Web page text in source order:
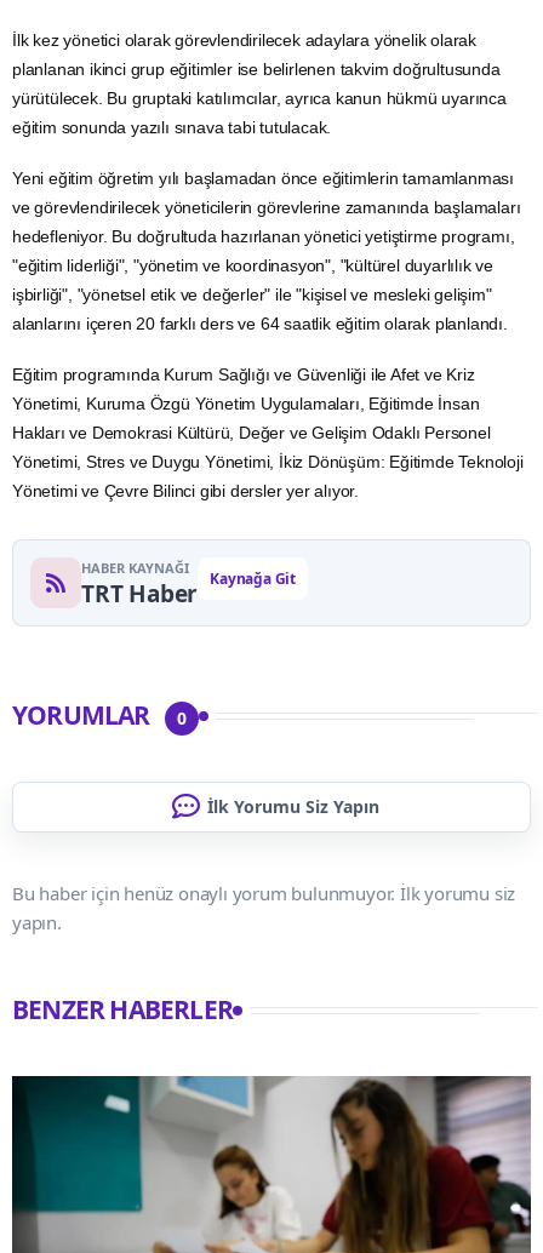
İlk kez yönetici olarak görevlendirilecek adaylara yönelik olarak
planlanan ikinci grup eğitimler ise belirlenen takvim doğrultusunda
yürütülecek. Bu gruptaki katılımcılar, ayrıca kanun hükmü uyarınca
eğitim sonunda yazılı sınava tabi tutulacak.
Yeni eğitim öğretim yılı başlamadan önce eğitimlerin tamamlanması
ve görevlendirilecek yöneticilerin görevlerine zamanında başlamaları
hedefleniyor. Bu doğrultuda hazırlanan yönetici yetiştirme programı,
"eğitim liderliği", "yönetim ve koordinasyon", "kültürel duyarlılık ve
işbirliği", "yönetsel etik ve değerler" ile "kişisel ve mesleki gelişim"
alanlarını içeren 20 farklı ders ve 64 saatlik eğitim olarak planlandı.
Eğitim programında Kurum Sağlığı ve Güvenliği ile Afet ve Kriz
Yönetimi, Kuruma Özgü Yönetim Uygulamaları, Eğitimde İnsan
Hakları ve Demokrasi Kültürü, Değer ve Gelişim Odaklı Personel
Yönetimi, Stres ve Duygu Yönetimi, İkiz Dönüşüm: Eğitimde Teknoloji
Yönetimi ve Çevre Bilinci gibi dersler yer alıyor.
HABER KAYNAĞI
TRT Haber Kaynağa Git
YORUMLAR 0
İlk Yorumu Siz Yapın
Bu haber için henüz onaylı yorum bulunmuyor. İlk yorumu siz
yapın.
BENZER HABERLER